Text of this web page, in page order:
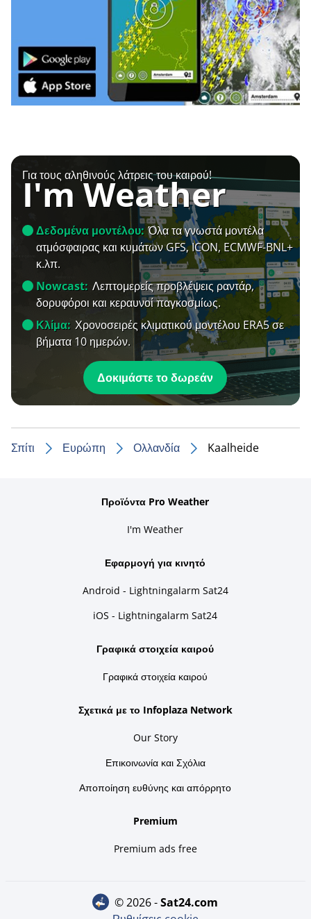
Για τους αληθινούς λάτρεις του καιρού!
I'm Weather
Δεδομένα μοντέλου: Όλα τα γνωστά μοντέλα
ατμόσφαιρας και κυμάτων GFS, ICON, ECMWF-BNL+
κ.λπ.
Nowcast: Λεπτομερείς προβλέψεις ραντάρ,
δορυφόροι και κεραυνοί παγκοσμίως.
Κλίμα: Χρονοσειρές κλιματικού μοντέλου ERA5 σε
βήματα 10 ημερών.
Δοκιμάστε το δωρεάν
Σπίτι Ευρώπη Ολλανδία Kaalheide
Προϊόντα Pro Weather
I'm Weather
Εφαρμογή για κινητό
Android - Lightningalarm Sat24
iOS - Lightningalarm Sat24
Γραφικά στοιχεία καιρού
Γραφικά στοιχεία καιρού
Σχετικά με το Infoplaza Network
Our Story
Επικοινωνία και Σχόλια
Αποποίηση ευθύνης και απόρρητο
Premium
Premium ads free
© 2026 - sat24.com